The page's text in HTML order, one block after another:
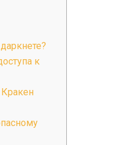
к